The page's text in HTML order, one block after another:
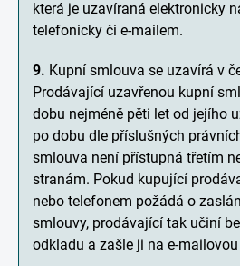
která je uzavíraná elektronicky
telefonicky či e-mailem.
9. Kupní smlouva se uzavírá v
Prodávající uzavřenou kupní
dobu nejméně pěti let od jejího
po dobu dle příslušných
smlouva není přístupná třetím
stranám. Pokud kupující
nebo telefonem požádá o
smlouvy, prodávající tak učiní
odkladu a zašle ji na e-